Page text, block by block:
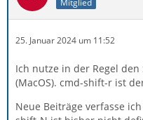
25. Januar 2024 um 11:52
Ich nutze in der Regel
(MacOS). cmd-shift-r ist
Neue Beiträge verfasse